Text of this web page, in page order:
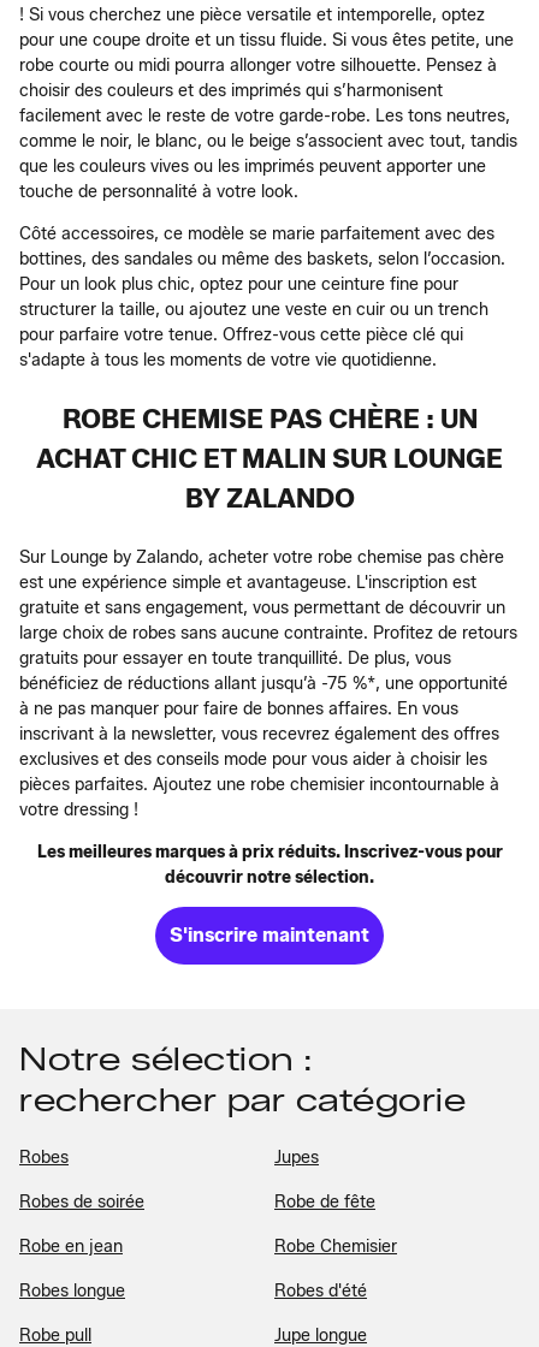
! Si vous cherchez une pièce versatile et intemporelle, optez
pour une coupe droite et un tissu fluide. Si vous êtes petite, une
robe courte ou midi pourra allonger votre silhouette. Pensez à
choisir des couleurs et des imprimés qui s’harmonisent
facilement avec le reste de votre garde-robe. Les tons neutres,
comme le noir, le blanc, ou le beige s’associent avec tout, tandis
que les couleurs vives ou les imprimés peuvent apporter une
touche de personnalité à votre look.
Côté accessoires, ce modèle se marie parfaitement avec des
bottines, des sandales ou même des baskets, selon l’occasion.
Pour un look plus chic, optez pour une ceinture fine pour
structurer la taille, ou ajoutez une veste en cuir ou un trench
pour parfaire votre tenue. Offrez-vous cette pièce clé qui
s'adapte à tous les moments de votre vie quotidienne.
ROBE CHEMISE PAS CHÈRE : UN
ACHAT CHIC ET MALIN SUR LOUNGE
BY ZALANDO
Sur Lounge by Zalando, acheter votre robe chemise pas chère
est une expérience simple et avantageuse. L'inscription est
gratuite et sans engagement, vous permettant de découvrir un
large choix de robes sans aucune contrainte. Profitez de retours
gratuits pour essayer en toute tranquillité. De plus, vous
bénéficiez de réductions allant jusqu’à -75 %*, une opportunité
à ne pas manquer pour faire de bonnes affaires. En vous
inscrivant à la newsletter, vous recevrez également des offres
exclusives et des conseils mode pour vous aider à choisir les
pièces parfaites. Ajoutez une robe chemisier incontournable à
votre dressing !
Les meilleures marques à prix réduits. Inscrivez-vous pour
découvrir notre sélection.
S'inscrire maintenant
Notre sélection :
rechercher par catégorie
Robes Jupes
Robes de soirée Robe de fête
Robe en jean Robe Chemisier
Robes longue Robes d'été
Robe pull Jupe longue